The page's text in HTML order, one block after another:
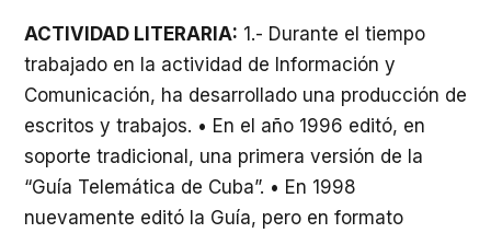
ACTIVIDAD LITERARIA: 1.- Durante el tiempo
trabajado en la actividad de Información y
Comunicación, ha desarrollado una producción de
escritos y trabajos. • En el año 1996 editó, en
soporte tradicional, una primera versión de la
“Guía Telemática de Cuba”. • En 1998
nuevamente editó la Guía, pero en formato